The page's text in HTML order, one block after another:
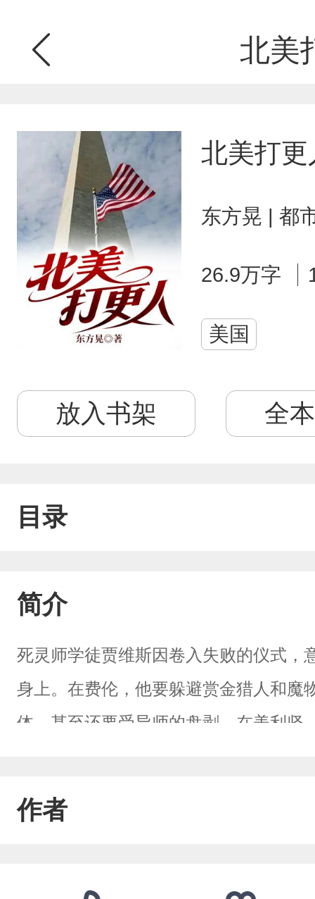
北美
北美打更
东方晃 | 都
26.9万字
美国
放入书架 全
目录
简介
死灵师学徒贾维斯因卷入失败的仪式，
身上。在费伦，他要躲避赏金猎人和魔
体，甚至还要受导师的盘剥。在美利坚
作者